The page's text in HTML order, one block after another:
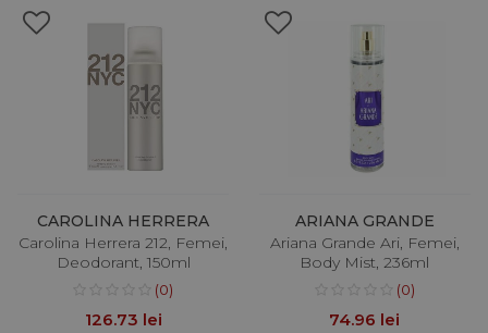
CAROLINA HERRERA
Carolina Herrera 212, Femei,
Deodorant, 150ml
(0)
126.73 lei
ARIANA GRANDE
Ariana Grande Ari, Femei,
Body Mist, 236ml
(0)
74.96 lei